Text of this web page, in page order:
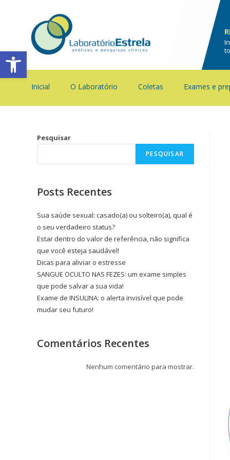
Barra de Ferramentas Aberta
Inicial O Laboratório Coletas Exames e
Pesquisar
PESQUISAR
Posts Recentes
Sua saúde sexual: casado(a) ou solteiro(a), qual é
o seu verdadeiro status?
Estar dentro do valor de referência, não significa
que você esteja saudável!
Dicas para aliviar o estresse
SANGUE OCULTO NAS FEZES: um exame simples
que pode salvar a sua vida!
Exame de INSULINA: o alerta invisível que pode
mudar seu futuro!
Comentários Recentes
Nenhum comentário para mostrar.